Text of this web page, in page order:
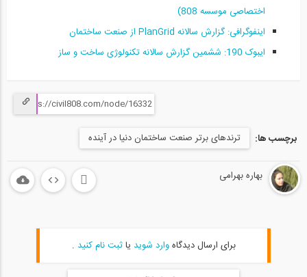
کاربرد واقعیت افزوده در طراحی المان های...
02:28
مدل سازی سه بعدی با استفاده از واقعیت...
24
اختصاصی موسسه 808)
اینفوگرافی: گزارش سالانه PlanGrid از صنعت ساختمان
ایبوک 190: ششمین گزارش سالانه تکنولوژی ساخت و ساز
برچسب ها: ترندهای برتر صنعت ساختمان دنیا در آینده
بهاره بهرامی
برای ارسال دیدگاهوارد شوید یاثبت نام کنید .